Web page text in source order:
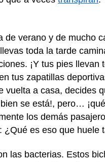
de verano y de mucho
toda la tarde
¡Y tus pies llevan
tus zapatillas
vuelta a casa, decides
se está!, pero…
los demás
¿Qué es eso que huele
las bacterias. Estos